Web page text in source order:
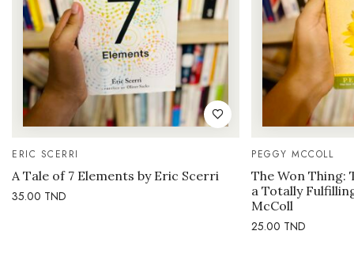
ERIC SCERRI
A Tale of 7 Elements by Eric Scerri
35.00 TND
PEGGY MCCOLL
The Won Thing:
a Totally
McColl
25.00 TND